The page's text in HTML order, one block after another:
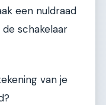
een nuldraad
schakelaar
van je